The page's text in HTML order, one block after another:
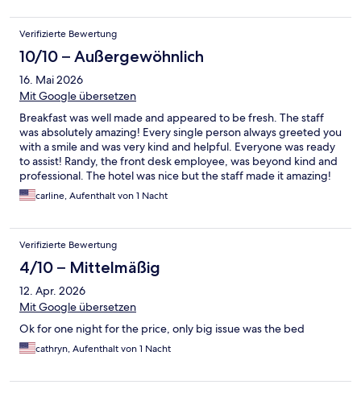
Verifizierte Bewertung
10/10 – Außergewöhnlich
16. Mai 2026
Mit Google übersetzen
Breakfast was well made and appeared to be fresh. The staff
was absolutely amazing! Every single person always greeted you
with a smile and was very kind and helpful. Everyone was ready
to assist! Randy, the front desk employee, was beyond kind and
professional. The hotel was nice but the staff made it amazing!
carline, Aufenthalt von 1 Nacht
Verifizierte Bewertung
4/10 – Mittelmäßig
12. Apr. 2026
Mit Google übersetzen
Ok for one night for the price, only big issue was the bed
cathryn, Aufenthalt von 1 Nacht